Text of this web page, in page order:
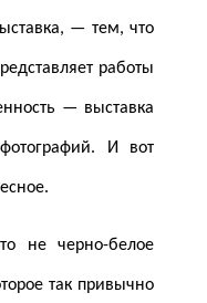
— тем, что
работы
— выставка
И вот
не черно-белое
так привычно